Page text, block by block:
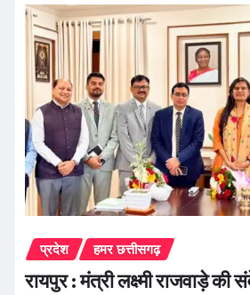
प्रदेश हमर छत्तीसगढ़
रायपुर : मंत्री लक्ष्मी राजवाड़े